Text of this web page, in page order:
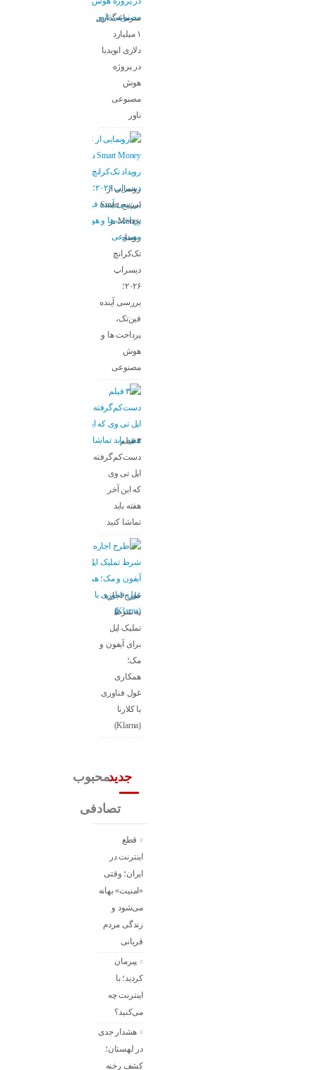
سرمایه‌گذاری
۱ میلیارد
دلاری انویدیا
در پروژه
هوش
مصنوعی
ناور
رونمایی از
استیج Smart
Money در
رویداد
تک‌کرانچ
دیسراپ
۲۰۲۶؛
بررسی آینده
فین‌تک،
پرداخت‌ ها و
هوش
مصنوعی
۳ فیلم
دست‌کم‌گرفته‌شده
اپل تی وی
که این آخر
هفته باید
تماشا کنید
طرح اجاره
به شرط
تملیک اپل
برای آیفون و
مک؛
همکاری
غول فناوری
با کلارنا
(Klarna)
جدیدمحبوب
تصادفی
قطع
اینترنت در
ایران؛ وقتی
«امنیت» بهانه
می‌شود و
زندگی مردم
قربانی
پیرمان
کردید؛ با
اینترنت چه
می‌کنید؟
هشدار جدی
در لهستان؛
کشف رخنه